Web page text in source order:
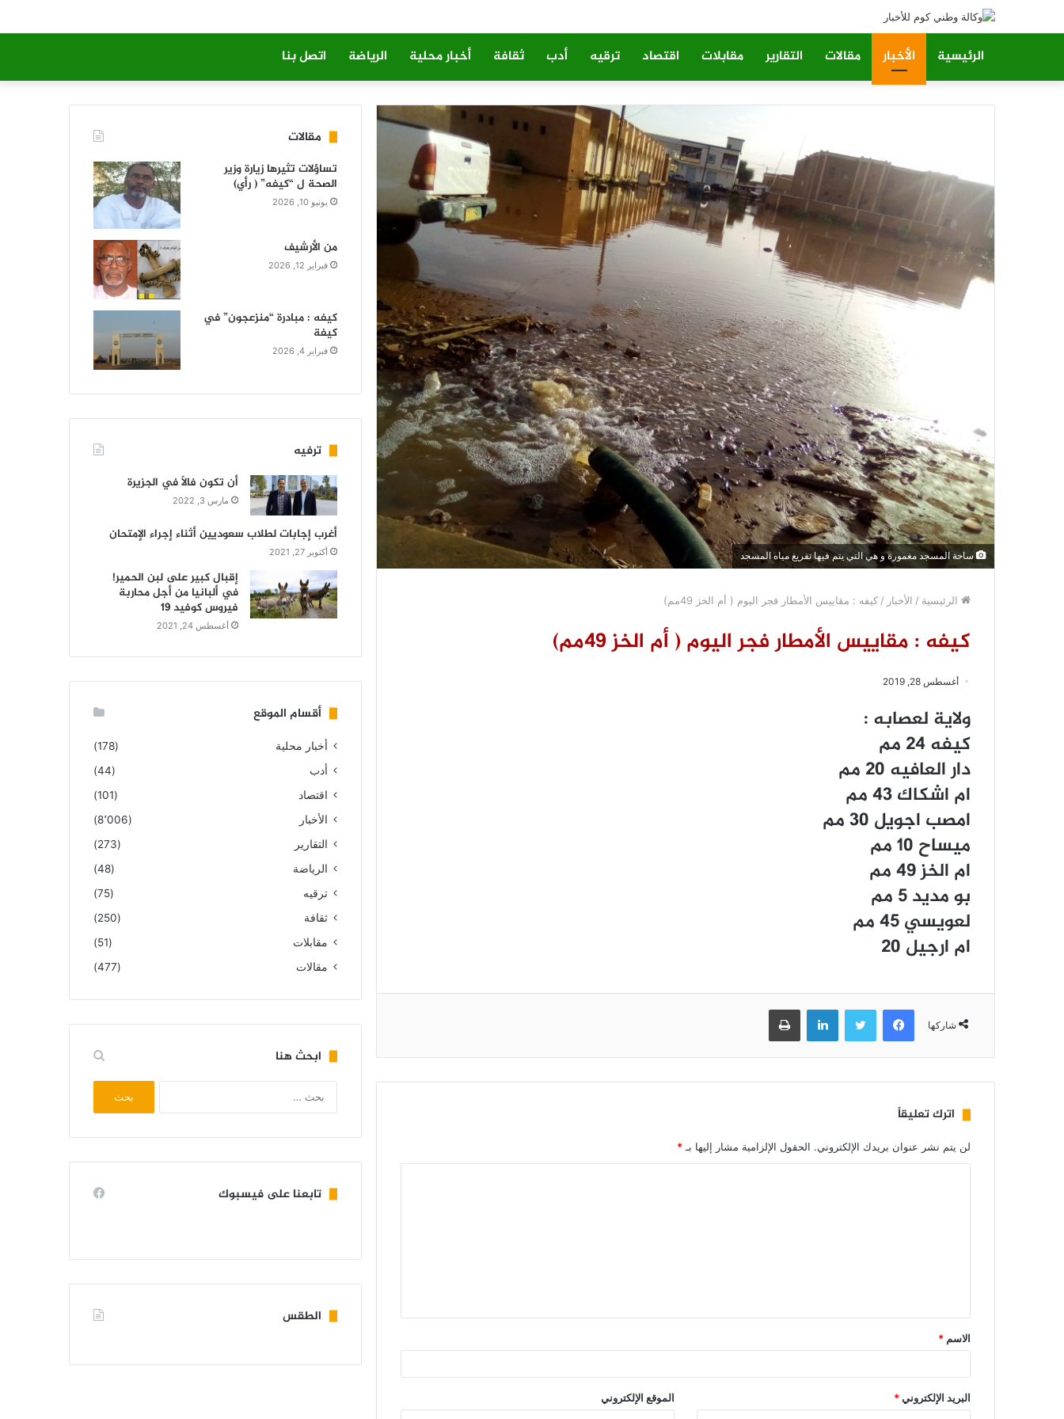
الرئيسية الأخبار مقالات التقارير مقابلات اقتصاد ترقيه أدب ثقافة أخبار محلية الرياضة اتصل بنا
ساحة المسجد مغمورة و هي التي يتم فيها تفريغ مياه المسجد
الرئيسية / الأخبار / كيفه : مقاييس الأمطار فجر اليوم ( أم الخز 49مم)
كيفه : مقاييس الأمطار فجر اليوم ( أم الخز 49مم)
أغسطس 28, 2019
ﻭﻻﻳﺔ ﻟﻌﺼﺎﺑﻪ :
ﻛﻴﻔﻪ 24 ﻣﻢ
ﺩﺍﺭ ﺍﻟﻌﺎﻓﻴﻪ 20 ﻣﻢ
ﺍﻡ ﺍﺷﻜﺎﻙ 43 ﻣﻢ
ﺍﻣﺼﺐ ﺍﺟﻮﻳﻞ 30 ﻣﻢ
ﻣﻴﺴﺎﺡ 10 ﻣﻢ
ﺍﻡ ﺍﻟﺨﺰ 49 ﻣﻢ
ﺑﻮ ﻣﺪﻳﺪ 5 ﻣﻢ
ﻟﻌﻮﻳﺴﻲ 45 ﻣﻢ
ﺍﻡ ﺍﺭﺟﻴﻞ 20
شاركها
فيسبوك تويتر لينكدإن طباعة
اترك تعليقاً
لن يتم نشر عنوان بريدك الإلكتروني. الحقول الإلزامية مشار إليها بـ*
الاسم *
البريد الإلكتروني* الموقع الإلكتروني
مقالات
تساؤلات تثيرها زيارة وزير
الصحة ل “كيفه” ( رأي)
يونيو 10, 2026
من الأرشيف
فبراير 12, 2026
كيفه : مبادرة “منزعجون” في
كيفة
فبراير 4, 2026
ترفيه
أن تكون فالاً في الجزيرة
مارس 3, 2022
أغرب إجابات لطلاب سعوديين أثناء إجراء الإمتحان
أكتوبر 27, 2021
إقبال كبير على لبن الحمير!
في ألبانيا من أجل محاربة
فيروس كوفيد 19
أغسطس 24, 2021
أقسام الموقع
أخبار محلية
(178)
أدب
(44)
اقتصاد
(101)
الأخبار
(8٬006)
التقارير
(273)
الرياضة
(48)
ترقيه
(75)
ثقافة
(250)
مقابلات
(51)
مقالات
(477)
ابحث هنا
تابعنا على فيسبوك
الطقس